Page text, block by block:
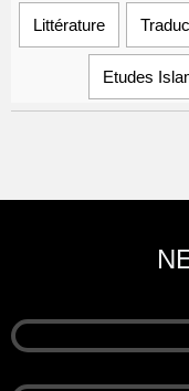
Littérature
Etudes